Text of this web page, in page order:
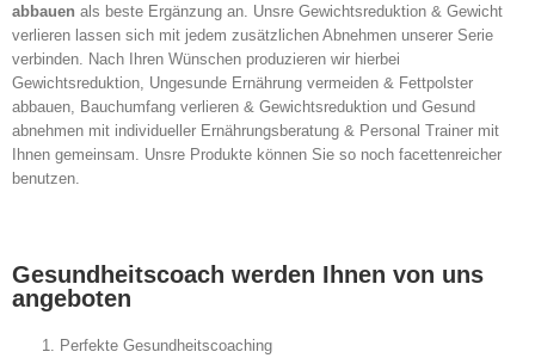
abbauen als beste Ergänzung an. Unsre Gewichtsreduktion & Gewicht
verlieren lassen sich mit jedem zusätzlichen Abnehmen unserer Serie
verbinden. Nach Ihren Wünschen produzieren wir hierbei
Gewichtsreduktion, Ungesunde Ernährung vermeiden & Fettpolster
abbauen, Bauchumfang verlieren & Gewichtsreduktion und Gesund
abnehmen mit individueller Ernährungsberatung & Personal Trainer mit
Ihnen gemeinsam. Unsre Produkte können Sie so noch facettenreicher
benutzen.
Gesundheitscoach werden Ihnen von uns
angeboten
Perfekte Gesundheitscoaching